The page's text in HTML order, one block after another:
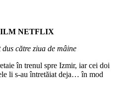
NETFLIX
către ziua de mâine
în trenul spre Izmir, iar cei doi
li s-au întretăiat deja… în mod